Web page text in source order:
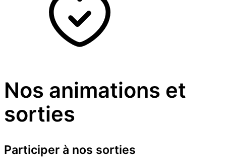
Nos animations et
sorties
Participer à nos sorties